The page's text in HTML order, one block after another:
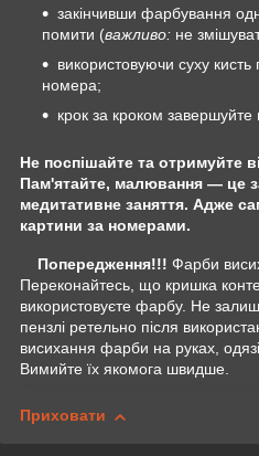
закінчивши фарбування
помити (важливо: не
використовуючи суху кисть
номера;
крок за кроком
Не поспішайте та отримуйте
Пам'ятайте, малювання — це
медитативне заняття. Адже
картини за номерами.
Попередження!!! Фарби
Переконайтесь, що кришка
використовуєте фарбу. Не
пензлі ретельно після
висихання фарби на руках,
Вимийте їх якомога швидше.
Приховати